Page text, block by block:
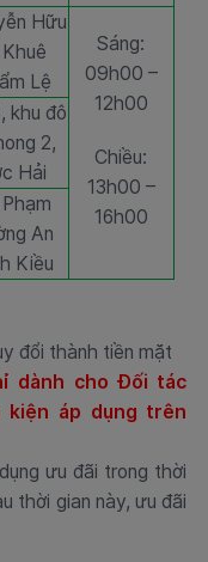
Hữu
Lệ
Sáng:
09h00 –
12h00
Chiều:
13h00 –
16h00
khu đô
2,
Hải
An
Kiều
đổi thành tiền mặt
dành cho Đối tác
kiện áp dụng trên
ưu đãi trong thời
thời gian này, ưu đãi